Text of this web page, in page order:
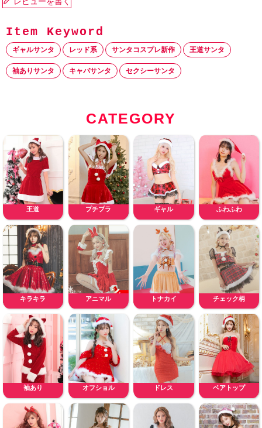
ギャルサンタ レッド系 サンタコスプレ新作 王道サンタ
袖ありサンタ キャバサンタ セクシーサンタ
CATEGORY
王道 プチプラ ギャル ふわふわ
キラキラ アニマル トナカイ チェック柄
袖あり オフショル ドレス ベアトップ